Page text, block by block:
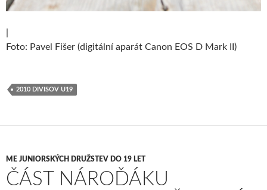
Foto: Pavel Fišer (digitální aparát Canon EOS D Mark II)
2010 DIVISOV U19
ME JUNIORSKÝCH DRUŽSTEV DO 19 LET
ČÁST NÁROĎÁKU